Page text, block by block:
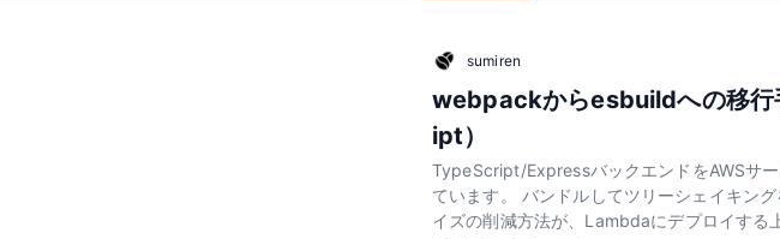
sumiren
webpackからesbuildへの移
ipt）
TypeScript/ExpressバックエンドをAWSサ
ています。 バンドルしてツリーシェイキン
イズの削減方法が、Lambdaにデプロイする